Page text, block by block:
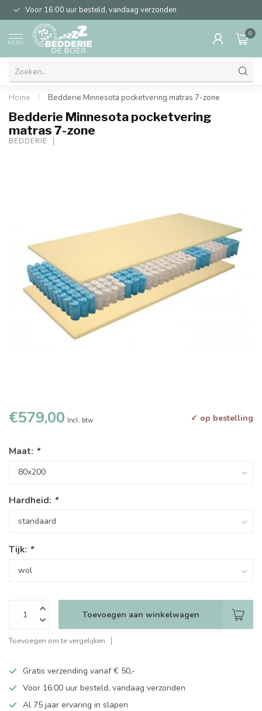
Voor 16:00 uur besteld, vandaag verzonden
MENU
0
Home / Bedderie Minnesota pocketvering matras 7-zone
Bedderie Minnesota pocketvering
matras 7-zone
BEDDERIE
€579,00 Incl. btw ✓ op bestelling
Maat: *
Hardheid: *
Tijk: *
Toevoegen aan winkelwagen
Toevoegen om te vergelijken
Gratis verzending vanaf € 50,-
Voor 16:00 uur besteld, vandaag verzonden
Al 75 jaar ervaring in slapen